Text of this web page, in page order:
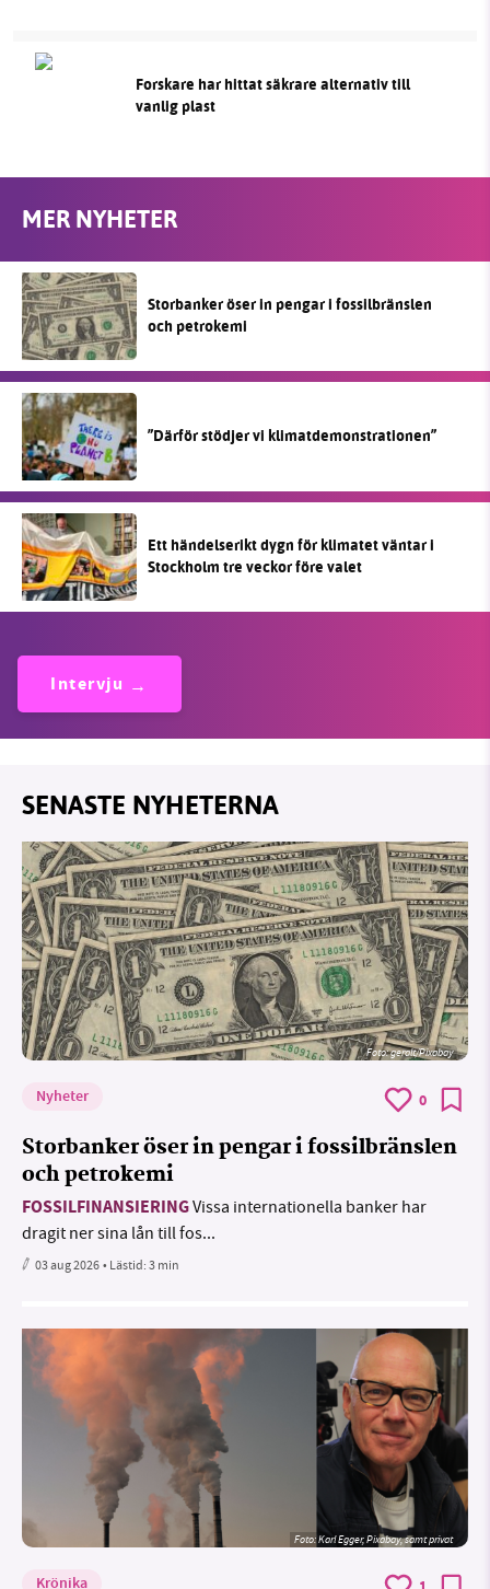
Forskare har hittat säkrare alternativ till
vanlig plast
MER NYHETER
Storbanker öser in pengar i fossilbränslen
och petrokemi
”Därför stödjer vi klimatdemonstrationen”
Ett händelserikt dygn för klimatet väntar i
Stockholm tre veckor före valet
Intervju
SENASTE NYHETERNA
Foto:geralt/Pixabay
Nyheter 0
Storbanker öser in pengar i fossilbränslen
och petrokemi
FOSSILFINANSIERINGVissa internationella banker har
dragit ner sina lån till fos...
03 aug 2026• Lästid:3 min
Foto:Karl Egger, Pixabay, samt privat